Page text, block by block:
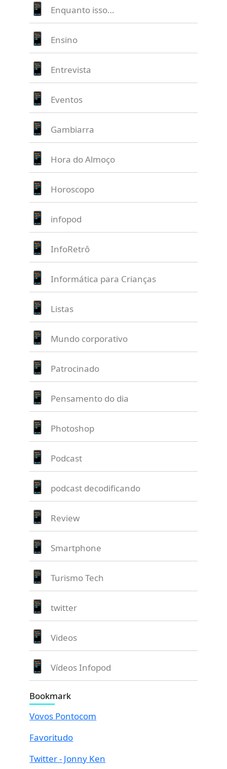
Enquanto isso…
Ensino
Entrevista
Eventos
Gambiarra
Hora do Almoço
Horoscopo
infopod
InfoRetrô
Informática para Crianças
Listas
Mundo corporativo
Patrocinado
Pensamento do dia
Photoshop
Podcast
podcast decodificando
Review
Smartphone
Turismo Tech
twitter
Videos
Vídeos Infopod
Bookmark
Vovos Pontocom
Favoritudo
Twitter - Jonny Ken